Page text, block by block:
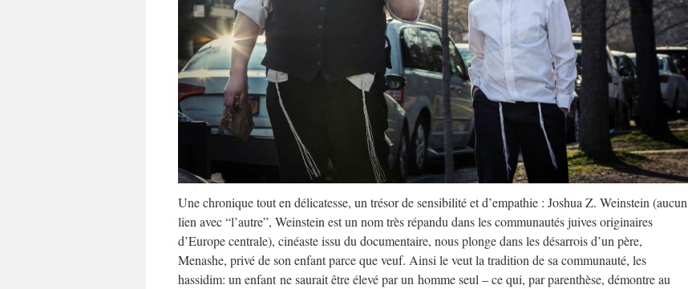
Une chronique tout en délicatesse, un trésor de sensibilité et d’empathie : Joshua Z. Weinstein (aucun
lien avec “l’autre”, Weinstein est un nom très répandu dans les communautés juives originaires
d’Europe centrale), cinéaste issu du documentaire, nous plonge dans les désarrois d’un père,
Menashe, privé de son enfant parce que veuf. Ainsi le veut la tradition de sa communauté, les
hassidim: un enfant ne saurait être élevé par un homme seul – ce qui, par parenthèse, démontre au